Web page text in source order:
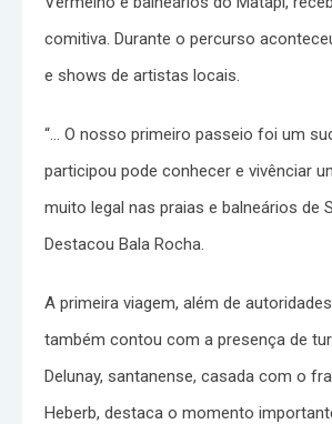
comitiva. Durante o percurso
e shows de artistas locais.
“… O nosso primeiro passeio foi um
participou pode conhecer e vivênciar
muito legal nas praias e balneários de
Destacou Bala Rocha.
A primeira viagem, além de
também contou com a presença de
Delunay, santanense, casada com o
Heberb, destaca o momento